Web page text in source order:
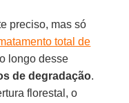
preciso, mas só
total de
longo desse
de degradação.
florestal, o